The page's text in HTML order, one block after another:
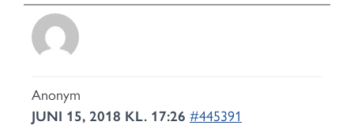
Anonym
JUNI 15, 2018 KL. 17:26 #445391